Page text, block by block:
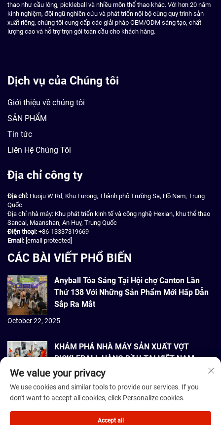
thao như cầu lông, pickleball và nhiều môn thể thao khác. Với hơn 20 năm
kinh nghiệm, đội ngũ nghiên cứu và phát triển nội bộ cùng quy trình sản
xuất riêng, chúng tôi cung cấp các giải pháp OEM/ODM sáng tạo, chất
lượng cao và hỗ trợ trọn gói toàn cầu cho khách hàng.
Dịch vụ của Chúng tôi
Giới thiệu về chúng tôi
SẢN PHẨM
Tin tức
Liên Hệ Chúng Tôi
Địa chỉ công ty
Địa chỉ: Huoju W Rd, Khu Furong, Thành phố Trường Sa, Hồ Nam, Trung
Quốc
Địa chỉ nhà máy: Khu phát triển kinh tế và công nghệ Hexian, khu thể thao
Sancai, Maanshan, An Huy, Trung Quốc
Điện thoại: +86-13337319669
Email: [email protected]
CÁC BÀI VIẾT PHỔ BIẾN
Anyball Tỏa Sáng Tại Hội chợ Canton Lần
Thứ 138 Với Những Sản Phẩm Mới Hấp Dẫn
Sắp Ra Mắt
October 22, 2025
KHÁM PHÁ NHÀ MÁY SẢN XUẤT VỢT
PICKLEBALL HÀNG ĐẦU TẠI VIỆT NAM
September 22, 2025
Bản quyền © 2026 Dmantis Sports Goods Co., Ltd. Bắc Kinh Bảo lưu mọi
quyền. - Chính sách bảo mật
We value your privacy
We use cookies and similar tools to provide our services. If you
don't want to accept all cookies, click Personalize cookies.
Accept all